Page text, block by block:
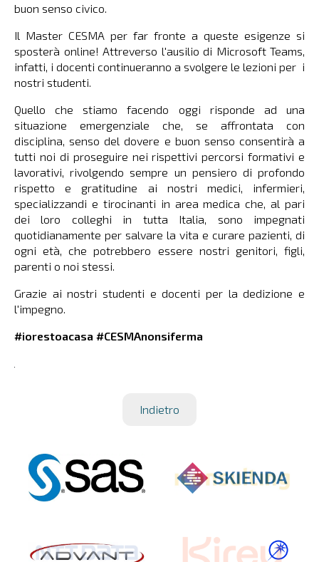
buon senso civico.
Il Master CESMA per far fronte a queste esigenze si
sposterà online! Attreverso l'ausilio di Microsoft Teams,
infatti, i docenti continueranno a svolgere le lezioni per i
nostri studenti.
Quello che stiamo facendo oggi risponde ad una
situazione emergenziale che, se affrontata con
disciplina, senso del dovere e buon senso consentirà a
tutti noi di proseguire nei rispettivi percorsi formativi e
lavorativi, rivolgendo sempre un pensiero di profondo
rispetto e gratitudine ai nostri medici, infermieri,
specializzandi e tirocinanti in area medica che, al pari
dei loro colleghi in tutta Italia, sono impegnati
quotidianamente per salvare la vita e curare pazienti, di
ogni età, che potrebbero essere nostri genitori, figli,
parenti o noi stessi.
Grazie ai nostri studenti e docenti per la dedizione e
l'impegno.
#iorestoacasa #CESMAnonsiferma
Indietro